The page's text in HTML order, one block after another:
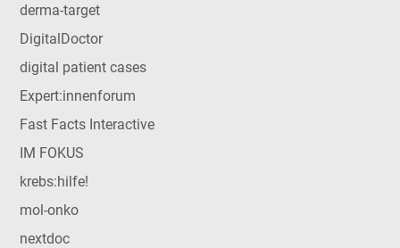
derma-target
DigitalDoctor
digital patient cases
Expert:innenforum
Fast Facts Interactive
IM FOKUS
krebs:hilfe!
mol-onko
nextdoc